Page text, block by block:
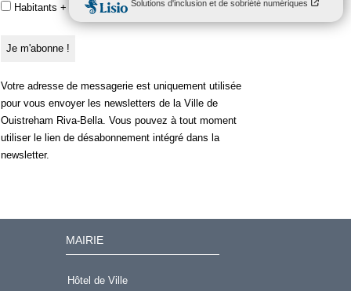
Habitants + Grands Événements
Votre adresse de messagerie est uniquement utilisée
pour vous envoyer les newsletters de la Ville de
Ouistreham Riva-Bella. Vous pouvez à tout moment
utiliser le lien de désabonnement intégré dans la
newsletter.
MAIRIE
Hôtel de Ville